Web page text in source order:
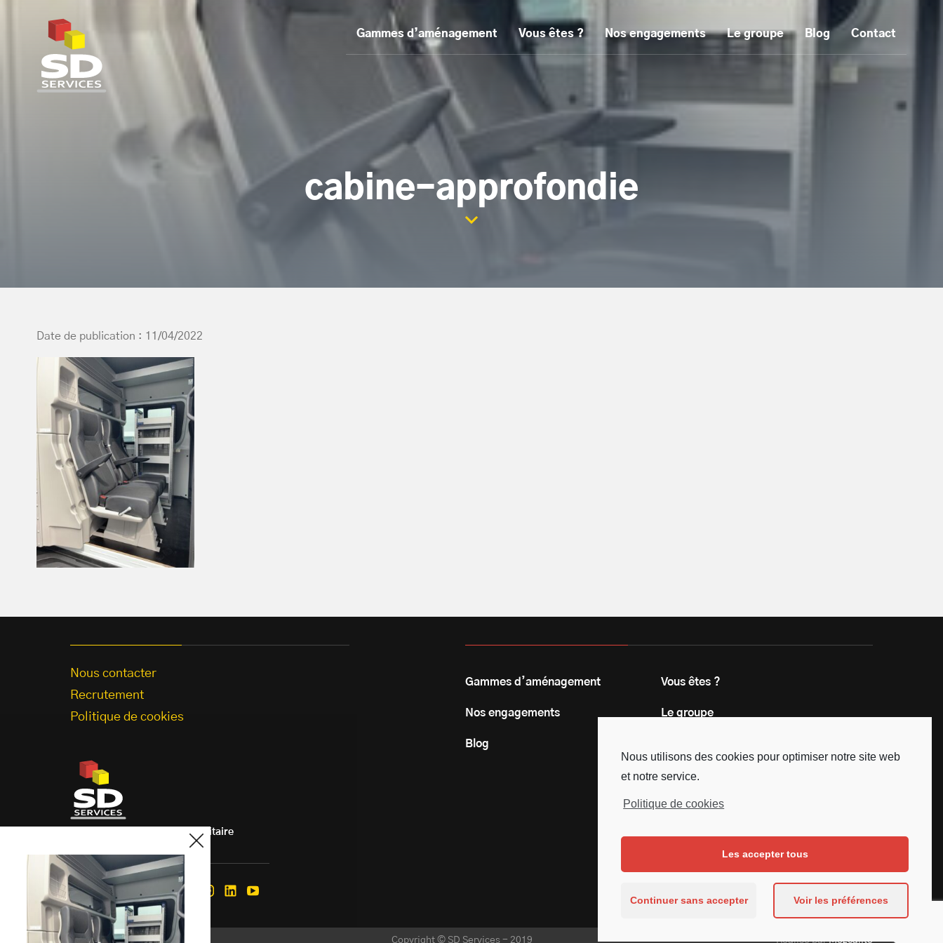
Nous utilisons des cookies pour optimiser notre site web
et notre service.
Politique de cookies
Les accepter tous
Continuer sans accepter Voir les préférences
SD Services
Gammes d’aménagement Vous êtes ? Nos engagements Le groupe Blog Contact
cabine-approfondie
Date de publication : 11/04/2022
Nous contacter
Recrutement
Politique de cookies
Aménagement de véhicule utilitaire
Gammes d’aménagement Vous êtes ?
Nos engagements Le groupe
Blog
Nous suivre
Facebook
Mentions légales Copyright © SD Services - 2019 Réalisé parMezcalito